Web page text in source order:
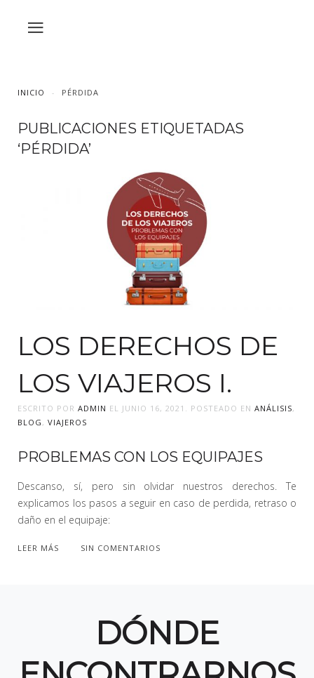
INICIO PÉRDIDA
PUBLICACIONES ETIQUETADAS
‘PÉRDIDA’
LOS DERECHOS DE
LOS VIAJEROS I.
ESCRITO POR ADMIN EL JUNIO 16, 2021 . POSTEADO EN ANÁLISIS,
BLOG , VIAJEROS
PROBLEMAS CON LOS EQUIPAJES
Descanso, sí, pero sin olvidar nuestros derechos. Te
explicamos los pasos a seguir en caso de perdida, retraso o
daño en el equipaje:
LEER MÁS SIN COMENTARIOS
DÓNDE